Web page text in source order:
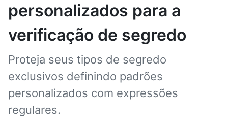
personalizados para a
verificação de segredo
Proteja seus tipos de segredo
exclusivos definindo padrões
personalizados com expressões
regulares.